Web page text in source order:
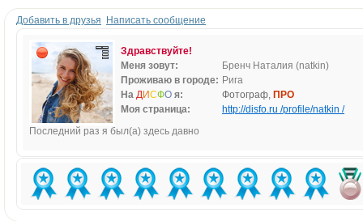
Добавить в друзья Написать сообщение
Здравствуйте!
Меня зовут:
Бренч Наталия (natkin)
Проживаю в городе: Рига
На ДИСФО я: Фотограф, ПРО
Моя страница:
http://disfo.ru /profile/natkin /
Последний раз я был(а) здесь давно